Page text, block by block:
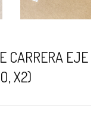
CARRERA EJE
X2)